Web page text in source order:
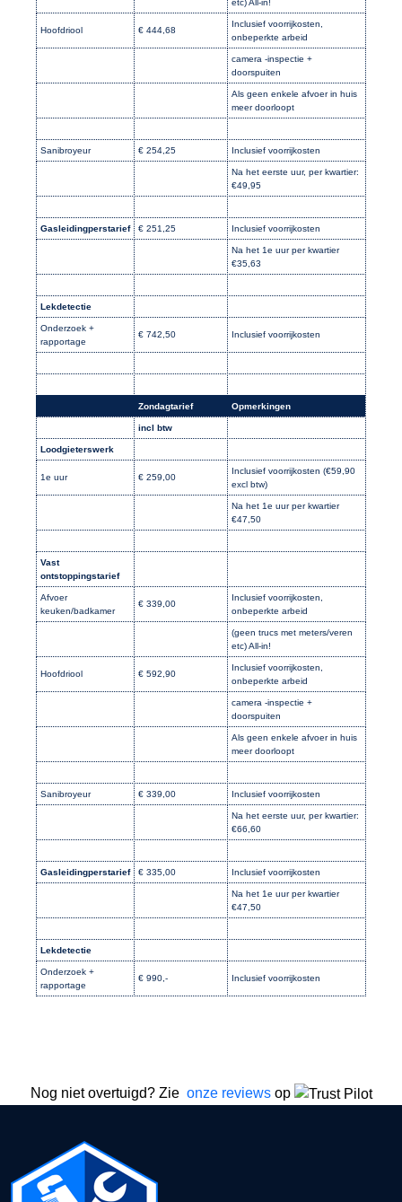
etc) All-in!
Hoofdriool € 444,68
Inclusief voorrijkosten,
onbeperkte arbeid
camera -inspectie +
doorspuiten
Als geen enkele afvoer in huis
meer doorloopt
Sanibroyeur € 254,25 Inclusief voorrijkosten
Na het eerste uur, per kwartier:
€49,95
Gasleidingperstarief € 251,25 Inclusief voorrijkosten
Na het 1e uur per kwartier
€35,63
Lekdetectie
Onderzoek +
rapportage
€ 742,50 Inclusief voorrijkosten
Zondagtarief Opmerkingen
incl btw
Loodgieterswerk
1e uur € 259,00
Inclusief voorrijkosten (€59,90
excl btw)
Na het 1e uur per kwartier
€47,50
Vast
ontstoppingstarief
Afvoer
keuken/badkamer
€ 339,00
Inclusief voorrijkosten,
onbeperkte arbeid
(geen trucs met meters/veren
etc) All-in!
Hoofdriool € 592,90
Inclusief voorrijkosten,
onbeperkte arbeid
camera -inspectie +
doorspuiten
Als geen enkele afvoer in huis
meer doorloopt
Sanibroyeur € 339,00 Inclusief voorrijkosten
Na het eerste uur, per kwartier:
€66,60
Gasleidingperstarief € 335,00 Inclusief voorrijkosten
Na het 1e uur per kwartier
€47,50
Lekdetectie
Onderzoek +
rapportage
€ 990,- Inclusief voorrijkosten
Nog niet overtuigd? Zie onze reviewsop